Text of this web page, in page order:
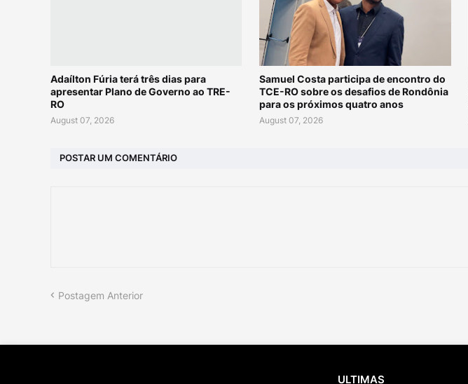
Adaílton Fúria terá três dias para
apresentar Plano de Governo ao TRE-
RO
August 07, 2026
Samuel Costa participa de encontro do
TCE-RO sobre os desafios de Rondônia
para os próximos quatro anos
August 07, 2026
POSTAR UM COMENTÁRIO
Postagem Anterior
ULTIMAS